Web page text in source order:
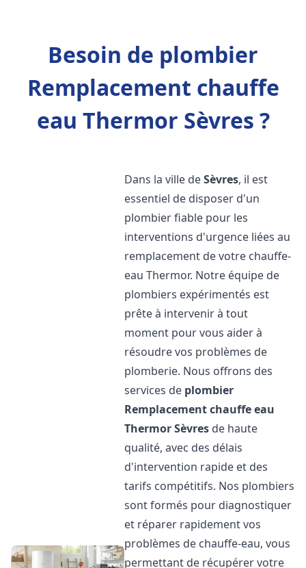
Besoin de plombier
Remplacement chauffe
eau Thermor Sèvres ?
Dans la ville deSèvres, il est
essentiel de disposer d'un
plombier fiable pour les
interventions d'urgence liées au
remplacement de votre chauffe-
eau Thermor. Notre équipe de
plombiers expérimentés est
prête à intervenir à tout
moment pour vous aider à
résoudre vos problèmes de
plomberie. Nous offrons des
services de plombier
Remplacement chauffe eau
ThermorSèvres de haute
qualité, avec des délais
d'intervention rapide et des
tarifs compétitifs. Nos plombiers
sont formés pour diagnostiquer
et réparer rapidement vos
problèmes de chauffe-eau, vous
permettant de récupérer votre